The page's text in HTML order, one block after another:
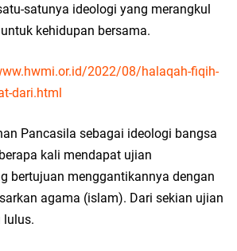
satunya ideologi yang merangkul
kehidupan bersama.
2022/08/halaqah-fiqih-
dari.html
Pancasila sebagai ideologi bangsa
kali mendapat ujian
bertujuan menggantikannya dengan
agama (islam). Dari sekian ujian
lulus.